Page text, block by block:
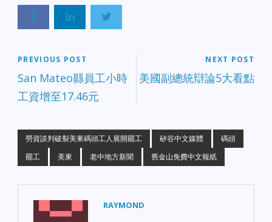
PREVIOUS POST
San Mateo縣員工小時
工資增至17.46元
NEXT POST
美國副總統辯論5大看點
勞資談判破裂美東碼頭工人展開罷工 矽谷中文媒體
碼頭
罷工
美東 老中地方新聞 舊金山免費中文報紙
RAYMOND